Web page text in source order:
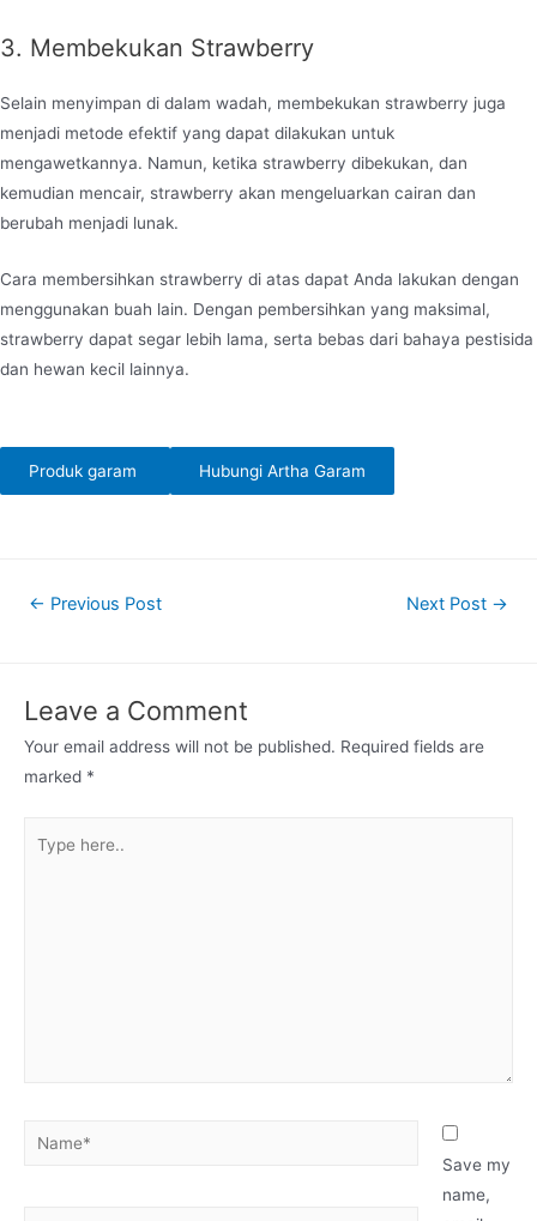
3. Membekukan Strawberry
Selain menyimpan di dalam wadah, membekukan strawberry juga
menjadi metode efektif yang dapat dilakukan untuk
mengawetkannya. Namun, ketika strawberry dibekukan, dan
kemudian mencair, strawberry akan mengeluarkan cairan dan
berubah menjadi lunak.
Cara membersihkan strawberry di atas dapat Anda lakukan dengan
menggunakan buah lain. Dengan pembersihkan yang maksimal,
strawberry dapat segar lebih lama, serta bebas dari bahaya pestisida
dan hewan kecil lainnya.
Produk garam Hubungi Artha Garam
Post← Previous Post Next Post →
Leave a Comment
Your email address will not be published. Required fields are
marked *
here..
Name*
Save my
name,